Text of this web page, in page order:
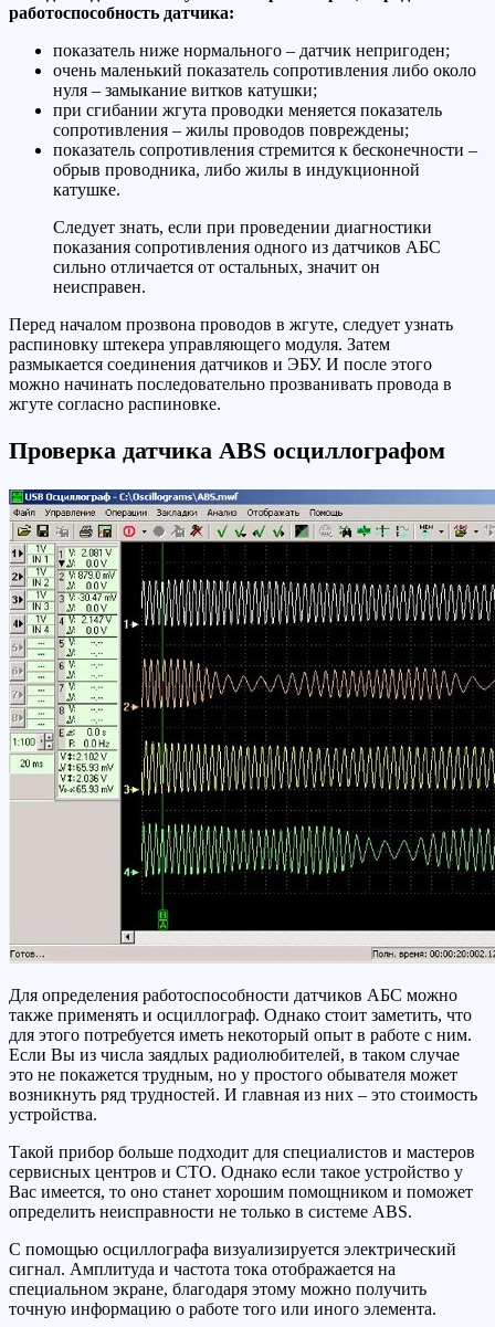
работоспособность датчика:
показатель ниже нормального – датчик непригоден;
очень маленький показатель сопротивления либо около
нуля – замыкание витков катушки;
при сгибании жгута проводки меняется показатель
сопротивления – жилы проводов повреждены;
показатель сопротивления стремится к бесконечности –
обрыв проводника, либо жилы в индукционной
катушке.
Следует знать, если при проведении диагностики
показания сопротивления одного из датчиков АБС
сильно отличается от остальных, значит он
неисправен.
Перед началом прозвона проводов в жгуте, следует узнать
распиновку штекера управляющего модуля. Затем
размыкается соединения датчиков и ЭБУ. И после этого
можно начинать последовательно прозванивать провода в
жгуте согласно распиновке.
Проверка датчика ABS осциллографом
Для определения работоспособности датчиков АБС можно
также применять и осциллограф. Однако стоит заметить, что
для этого потребуется иметь некоторый опыт в работе с ним.
Если Вы из числа заядлых радиолюбителей, в таком случае
это не покажется трудным, но у простого обывателя может
возникнуть ряд трудностей. И главная из них – это стоимость
устройства.
Такой прибор больше подходит для специалистов и мастеров
сервисных центров и СТО. Однако если такое устройство у
Вас имеется, то оно станет хорошим помощником и поможет
определить неисправности не только в системе ABS.
С помощью осциллографа визуализируется электрический
сигнал. Амплитуда и частота тока отображается на
специальном экране, благодаря этому можно получить
точную информацию о работе того или иного элемента.